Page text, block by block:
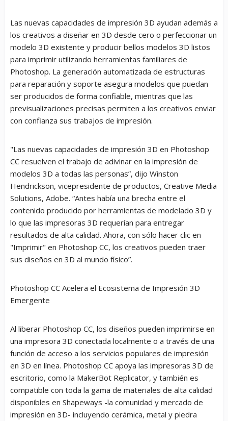
Las nuevas capacidades de impresión 3D ayudan además a
los creativos a diseñar en 3D desde cero o perfeccionar un
modelo 3D existente y producir bellos modelos 3D listos
para imprimir utilizando herramientas familiares de
Photoshop. La generación automatizada de estructuras
para reparación y soporte asegura modelos que puedan
ser producidos de forma confiable, mientras que las
previsualizaciones precisas permiten a los creativos enviar
con confianza sus trabajos de impresión.
"Las nuevas capacidades de impresión 3D en Photoshop
CC resuelven el trabajo de adivinar en la impresión de
modelos 3D a todas las personas”, dijo Winston
Hendrickson, vicepresidente de productos, Creative Media
Solutions, Adobe. “Antes había una brecha entre el
contenido producido por herramientas de modelado 3D y
lo que las impresoras 3D requerían para entregar
resultados de alta calidad. Ahora, con sólo hacer clic en
"Imprimir" en Photoshop CC, los creativos pueden traer
sus diseños en 3D al mundo físico”.
Photoshop CC Acelera el Ecosistema de Impresión 3D
Emergente
Al liberar Photoshop CC, los diseños pueden imprimirse en
una impresora 3D conectada localmente o a través de una
función de acceso a los servicios populares de impresión
en 3D en línea. Photoshop CC apoya las impresoras 3D de
escritorio, como la MakerBot Replicator, y también es
compatible con toda la gama de materiales de alta calidad
disponibles en Shapeways -la comunidad y mercado de
impresión en 3D- incluyendo cerámica, metal y piedra